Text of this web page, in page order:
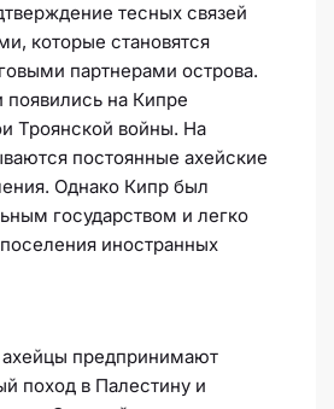
тесных связей
которые становятся
партнерами острова.
появились на Кипре
Троянской войны. На
постоянные ахейские
Однако Кипр был
государством и легко
иностранных
ахейцы предпринимают
поход в Палестину и